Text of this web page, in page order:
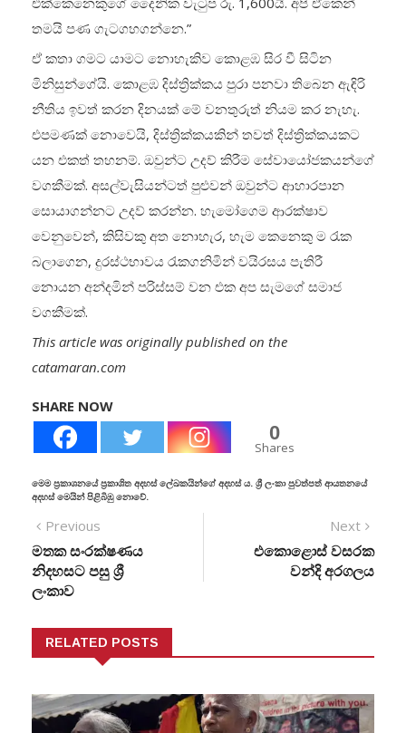
තමයි පණ ගැටගහගන්නෙ.”
ඒ කතා ගමට යාමට නොහැකිව කොළඹ සිර වී සිටින
මිනිසුන්ගේයි. කොළඹ දිස්ත්‍රික්කය පුරා පනවා තිබෙන ඇඳිරි
නීතිය ඉවත් කරන දිනයක් මේ වනතුරුත් නියම කර නැහැ.
එපමණක් නොවෙයි, දිස්ත්‍රික්කයකින් තවත් දිස්ත්‍රික්කයකට
යන එකත් තහනම්. ඔවුන්ට උදව් කිරීම සේවායෝජකයන්ගේ
වගකීමක්. අසල්වැසියන්ටත් පුළුවන් ඔවුන්ට ආහාරපාන
සොයාගන්නට උදව් කරන්න. හැමෝගෙම ආරක්ෂාව
වෙනුවෙන්, කිසිවකු අත නොහැර, හැම කෙනෙකු ම රැක
බලාගෙන, දුරස්ථභාවය රැකගනිමින් වයිරසය පැතිරී
නොයන අන්දමින් පරිස්සම් වන එක අප සැමගේ සමාජ
වගකීමක්.
This article was originally published on the
catamaran.com
SHARE NOW
0
Shares
මෙම ප්‍රකාශනයේ ප්‍රකාශිත අදහස් ලේඛකයින්ගේ අදහස් ය. ශ්‍රී ලංකා පුවත්පත් ආයතනයේ
අදහස් මෙයින් පිළිබිඹු නොවේ.
Previous
මතක සංරක්ෂණය
නිදහසට පසු ශ්‍රී
ලංකාව
Next
එකොළොස් වසරක
වන්දි අරගලය
RELATED POSTS